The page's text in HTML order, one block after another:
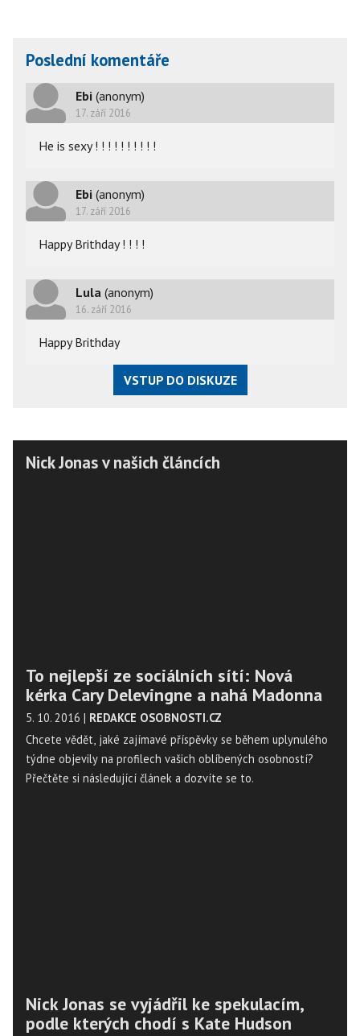
Poslední komentáře
Ebi (anonym)
17. září 2016
He is sexy ! ! ! ! ! ! ! ! ! !
Ebi (anonym)
17. září 2016
Happy Brithday ! ! ! !
Lula (anonym)
16. září 2016
Happy Brithday
VSTUP DO DISKUZE
Nick Jonas v našich článcích
To nejlepší ze sociálních sítí: Nová
kérka Cary Delevingne a nahá Madonna
5. 10. 2016 | REDAKCE OSOBNOSTI.CZ
Chcete vědět, jaké zajímavé příspěvky se během uplynulého
týdne objevily na profilech vašich oblíbených osobností?
Přečtěte si následující článek a dozvíte se to.
Nick Jonas se vyjádřil ke spekulacím,
podle kterých chodí s Kate Hudson